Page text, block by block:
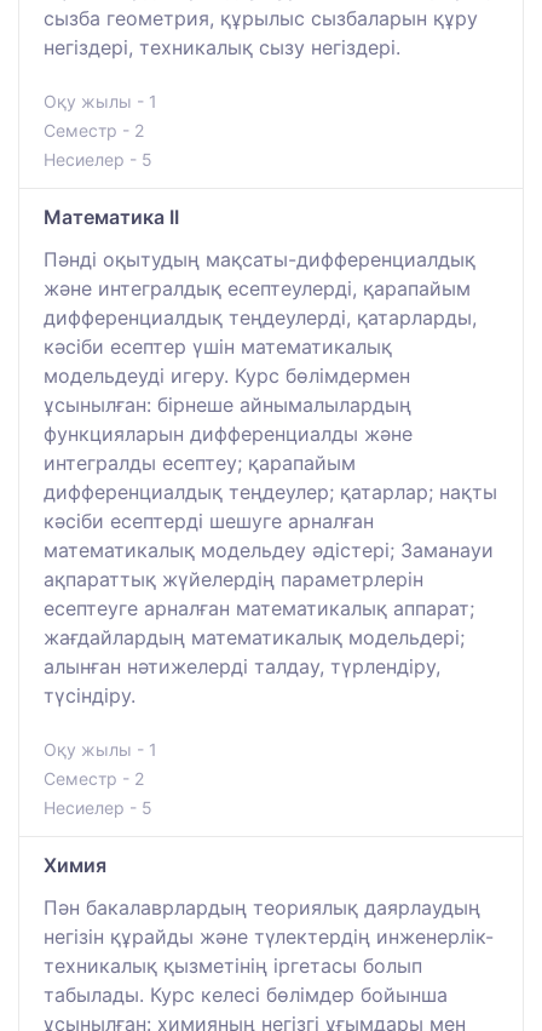
сызба геометрия, құрылыс сызбаларын құру
негіздері, техникалық сызу негіздері.
Оқу жылы - 1
Семестр - 2
Несиелер - 5
Математика II
Пәнді оқытудың мақсаты-дифференциалдық
және интегралдық есептеулерді, қарапайым
дифференциалдық теңдеулерді, қатарларды,
кәсіби есептер үшін математикалық
модельдеуді игеру. Курс бөлімдермен
ұсынылған: бірнеше айнымалылардың
функцияларын дифференциалды және
интегралды есептеу; қарапайым
дифференциалдық теңдеулер; қатарлар; нақты
кәсіби есептерді шешуге арналған
математикалық модельдеу әдістері; Заманауи
ақпараттық жүйелердің параметрлерін
есептеуге арналған математикалық аппарат;
жағдайлардың математикалық модельдері;
алынған нәтижелерді талдау, түрлендіру,
түсіндіру.
Оқу жылы - 1
Семестр - 2
Несиелер - 5
Химия
Пән бакалаврлардың теориялық даярлаудың
негізін құрайды және түлектердің инженерлік-
техникалық қызметінің іргетасы болып
табылады. Курс келесі бөлімдер бойынша
ұсынылған: химияның негізгі ұғымдары мен